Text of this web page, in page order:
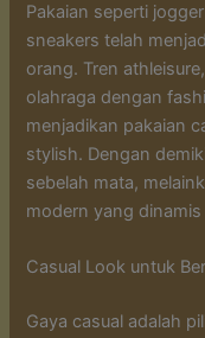
Pakaian seperti
sneakers telah
orang. Tren
olahraga dengan
menjadikan pakaian
stylish. Dengan
sebelah mata,
modern yang
Casual Look untuk
Gaya casual adalah